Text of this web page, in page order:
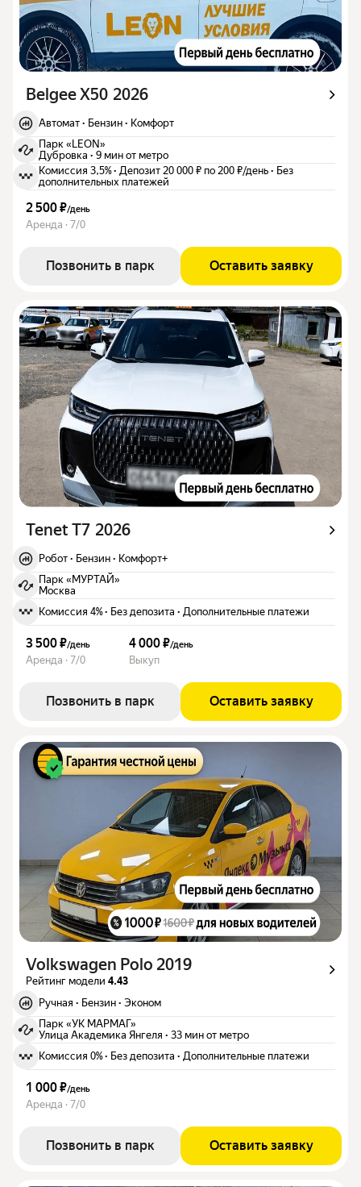
Belgee X50 2026
Автомат · Бензин · Комфорт
Парк «LEON»
Дубровка · 9 мин от метро
Комиссия 3,5%· Депозит 20 000 ₽ по 200 ₽/день · Без
дополнительных платежей
2 500 ₽/день
Аренда · 7/0
Позвонить в парк Оставить заявку
Tenet T7 2026
Робот · Бензин · Комфорт+
Парк «МУРТАЙ»
Москва
Комиссия 4%· Без депозита · Дополнительные платежи
3 500 ₽/день
Аренда · 7/0
4 000 ₽/день
Выкуп
Позвонить в парк Оставить заявку
Volkswagen Polo 2019
Рейтинг модели 4.43
Ручная · Бензин · Эконом
Парк «УК МАРМАГ»
Улица Академика Янгеля · 33 мин от метро
Комиссия 0%· Без депозита · Дополнительные платежи
1 000 ₽/день
Аренда · 7/0
Позвонить в парк Оставить заявку